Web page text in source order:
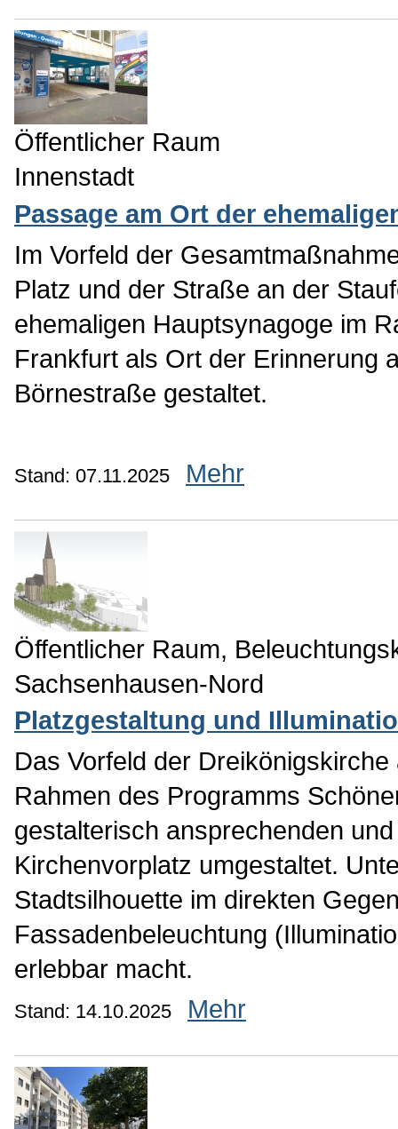
Öffentlicher Raum
Innenstadt
Passage am Ort der
Im Vorfeld der
Platz und der Straße an der
ehemaligen Hauptsynagoge im
Frankfurt als Ort der Erinnerung
Börnestraße gestaltet.
Stand: 07.11.2025 Mehr
Öffentlicher Raum,
Sachsenhausen-Nord
Platzgestaltung und
Das Vorfeld der
Rahmen des Programms
gestalterisch ansprechenden
Kirchenvorplatz umgestaltet.
Stadtsilhouette im direkten
Fassadenbeleuchtung
erlebbar macht.
Stand: 14.10.2025 Mehr